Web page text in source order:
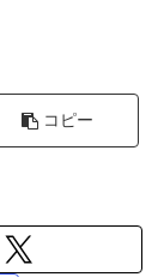
コピー